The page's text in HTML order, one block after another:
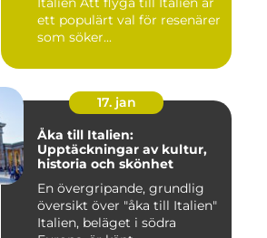
ett populärt val för resenärer
som söker...
17. jan
Åka till Italien:
Upptäckningar av kultur,
historia och skönhet
En övergripande, grundlig
översikt över "åka till Italien"
Italien, beläget i södra